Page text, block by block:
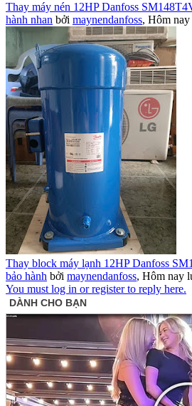
Thay máy nén 12HP Danfoss
hành nhan bởi maynendanfoss, Hôm
Thay block máy lạnh 12HP Danfoss
bảo hành bởi maynendanfoss, Hôm nay
You must log in or register to reply here.